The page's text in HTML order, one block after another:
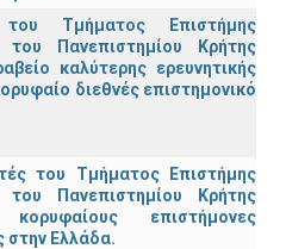
Τμήματος Επιστήμης
του Πανεπιστημίου Κρήτης
καλύτερης ερευνητικής
διεθνές επιστημονικό
του Τμήματος Επιστήμης
του Πανεπιστημίου Κρήτης
επιστήμονες
στην Ελλάδα.